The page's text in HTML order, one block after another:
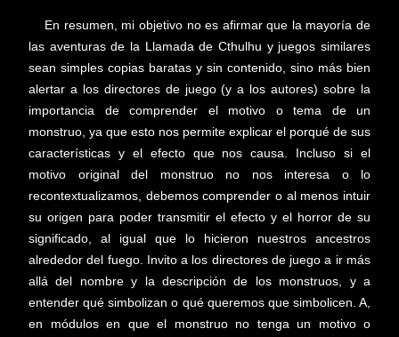
En resumen, mi objetivo no es afirmar que la mayoría de
las aventuras de la Llamada de Cthulhu y juegos similares
sean simples copias baratas y sin contenido, sino más bien
alertar a los directores de juego (y a los autores) sobre la
importancia de comprender el motivo o tema de un
monstruo, ya que esto nos permite explicar el porqué de sus
características y el efecto que nos causa. Incluso si el
motivo original del monstruo no nos interesa o lo
recontextualizamos, debemos comprender o al menos intuir
su origen para poder transmitir el efecto y el horror de su
significado, al igual que lo hicieron nuestros ancestros
alrededor del fuego. Invito a los directores de juego a ir más
allá del nombre y la descripción de los monstruos, y a
entender qué simbolizan o qué queremos que simbolicen. A,
en módulos en que el monstruo no tenga un motivo o